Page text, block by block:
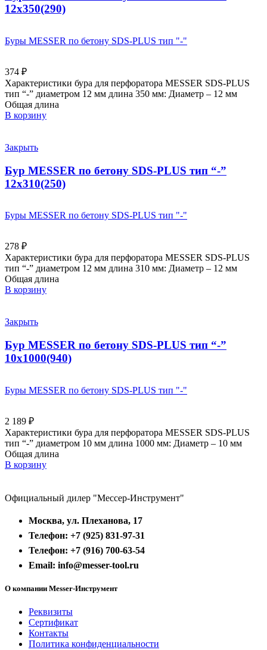
12х350(290)
Буры MESSER по бетону SDS-PLUS тип "-"
374 ₽
Характеристики бура для перфоратора MESSER SDS-PLUS
тип “-” диаметром 12 мм длина 350 мм: Диаметр – 12 мм
Общая длина
В корзину
Закрыть
Бур MESSER по бетону SDS-PLUS тип “-”
12х310(250)
Буры MESSER по бетону SDS-PLUS тип "-"
278 ₽
Характеристики бура для перфоратора MESSER SDS-PLUS
тип “-” диаметром 12 мм длина 310 мм: Диаметр – 12 мм
Общая длина
В корзину
Закрыть
Бур MESSER по бетону SDS-PLUS тип “-”
10х1000(940)
Буры MESSER по бетону SDS-PLUS тип "-"
2 189 ₽
Характеристики бура для перфоратора MESSER SDS-PLUS
тип “-” диаметром 10 мм длина 1000 мм: Диаметр – 10 мм
Общая длина
В корзину
Официальный дилер "Мессер-Инструмент"
Москва, ул. Плеханова, 17
Телефон: +7 (925) 831-97-31
Телефон: +7 (916) 700-63-54
Email: info@messer-tool.ru
О компании Messer-Инструмент
Реквизиты
Сертификат
Контакты
Политика конфиденциальности